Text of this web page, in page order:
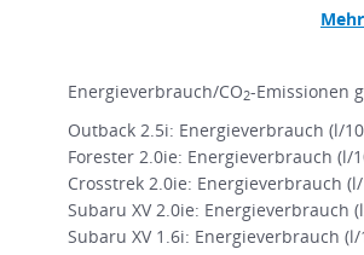
Energieverbrauch/CO2-Emissionen
Outback 2.5i: Energieverbrauch (l/
Forester 2.0ie: Energieverbrauch (l/
Crosstrek 2.0ie: Energieverbrauch
Subaru XV 2.0ie: Energieverbrauch
Subaru XV 1.6i: Energieverbrauch